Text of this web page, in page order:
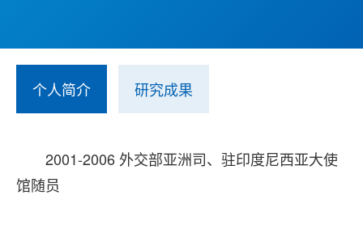
个人简介 研究成果
2001-2006 外交部亚洲司、驻印度尼西亚大使
馆随员